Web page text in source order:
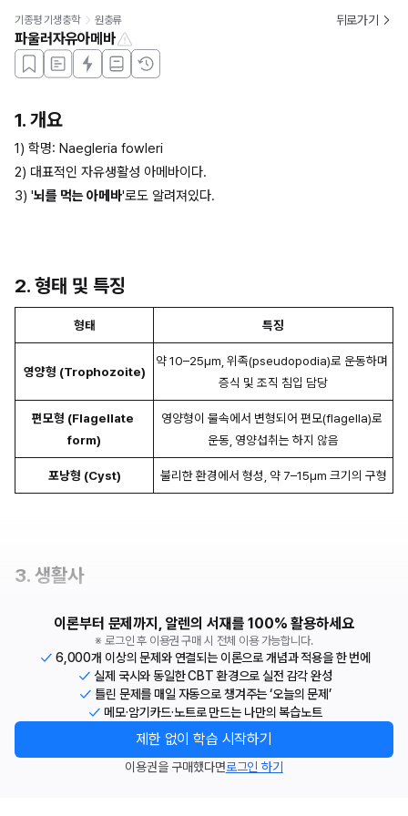
기종평 기생충학 원충류 뒤로가기
파울러자유아메바
1. 개요
1) 학명: Naegleria fowleri
2) 대표적인 자유생활성 아메바이다.
3) '뇌를 먹는 아메바'로도 알려져있다.
2. 형태 및 특징
형태 특징
영양형 (Trophozoite)
약 10–25μm, 위족(pseudopodia)로 운동하며
증식 및 조직 침입 담당
편모형 (Flagellate
form)
영양형이 물속에서 변형되어 편모(flagella)로
운동, 영양섭취는 하지 않음
포낭형 (Cyst) 불리한 환경에서 형성, 약 7–15μm 크기의 구형
3. 생활사
이론부터 문제까지, 알렌의 서재를 100% 활용하세요
※ 로그인 후 이용권 구매 시 전체 이용 가능합니다.
6,000개 이상의 문제와 연결되는 이론으로 개념과 적용을 한 번에
실제 국시와 동일한 CBT 환경으로 실전 감각 완성
틀린 문제를 매일 자동으로 챙겨주는 ‘오늘의 문제’
메모·암기카드·노트로 만드는 나만의 복습노트
제한 없이 학습 시작하기
이용권을 구매했다면로그인 하기